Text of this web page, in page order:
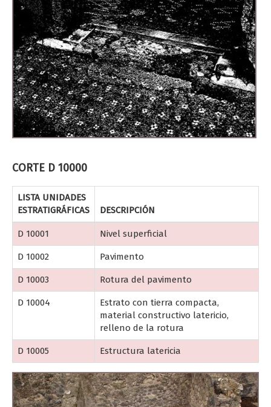
CORTE D 10000
LISTA UNIDADES
ESTRATIGRÁFICAS
DESCRIPCIÓN
D 10001 Nivel superficial
D 10002 Pavimento
D 10003 Rotura del pavimento
D 10004
Estrato con tierra compacta,
material constructivo latericio,
relleno de la rotura
D 10005 Estructura latericia